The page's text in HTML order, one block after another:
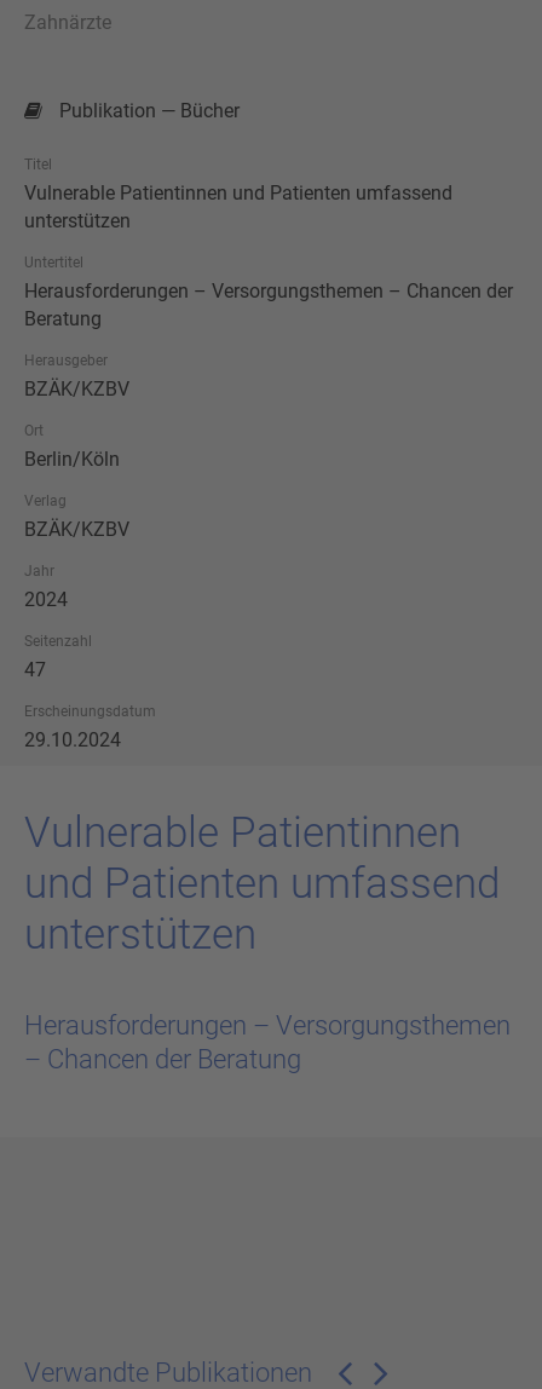
Zahnärzte
Publikation — Bücher
Titel
Vulnerable Patientinnen und Patienten umfassend
unterstützen
Untertitel
Herausforderungen – Versorgungsthemen – Chancen der
Beratung
Herausgeber
BZÄK/KZBV
Ort
Berlin/Köln
Verlag
BZÄK/KZBV
Jahr
2024
Seitenzahl
47
Erscheinungsdatum
29.10.2024
Vul­ne­r­a­ble Pa­ti­en­tin­nen
und Pa­ti­en­ten um­fas­send
un­ter­stüt­zen
Herausforderungen – Versorgungsthemen
– Chancen der Beratung
Verwandte Publikationen